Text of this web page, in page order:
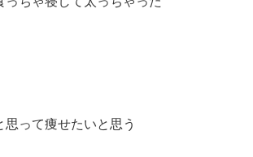
思って痩せたいと思う